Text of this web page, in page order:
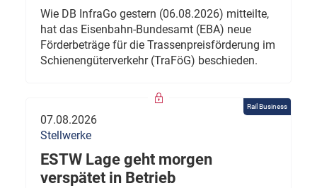
Wie DB InfraGo gestern (06.08.2026) mitteilte,
hat das Eisenbahn-Bundesamt (EBA) neue
Förderbeträge für die Trassenpreisförderung im
Schienengüterverkehr (TraFöG) beschieden.
Rail Business
07.08.2026
Stellwerke
ESTW Lage geht morgen
verspätet in Betrieb